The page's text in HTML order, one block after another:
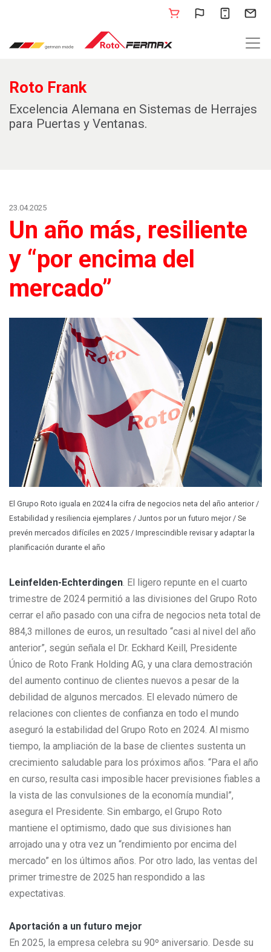
Roto Frank
Excelencia Alemana en Sistemas de Herrajes
para Puertas y Ventanas.
23.04.2025
Un año más, resiliente
y “por encima del
mercado”
El Grupo Roto iguala en 2024 la cifra de negocios neta del año anterior /
Estabilidad y resiliencia ejemplares / Juntos por un futuro mejor / Se
prevén mercados difíciles en 2025 / Imprescindible revisar y adaptar la
planificación durante el año
Leinfelden-Echterdingen . El ligero repunte en el cuarto
trimestre de 2024 permitió a las divisiones del Grupo Roto
cerrar el año pasado con una cifra de negocios neta total de
884,3 millones de euros, un resultado “casi al nivel del año
anterior”, según señala el Dr. Eckhard Keill, Presidente
Único de Roto Frank Holding AG, y una clara demostración
del aumento continuo de clientes nuevos a pesar de la
debilidad de algunos mercados. El elevado número de
relaciones con clientes de confianza en todo el mundo
aseguró la estabilidad del Grupo Roto en 2024. Al mismo
tiempo, la ampliación de la base de clientes sustenta un
crecimiento saludable para los próximos años. “Para el año
en curso, resulta casi imposible hacer previsiones fiables a
la vista de las convulsiones de la economía mundial”,
asegura el Presidente. Sin embargo, el Grupo Roto
mantiene el optimismo, dado que sus divisiones han
arrojado una y otra vez un “rendimiento por encima del
mercado” en los últimos años. Por otro lado, las ventas del
primer trimestre de 2025 han respondido a las
expectativas.
Aportación a un futuro mejor
En 2025, la empresa celebra su 90º aniversario. Desde su